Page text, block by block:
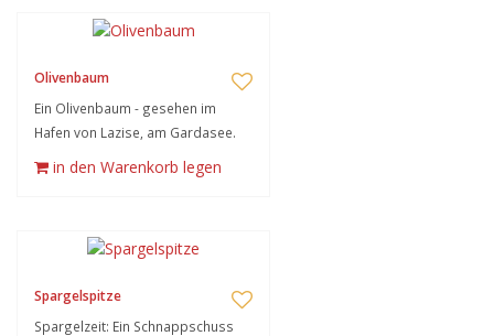
Olivenbaum
Ein Olivenbaum - gesehen im
Hafen von Lazise, am Gardasee.
in den Warenkorb legen
Spargelspitze
Spargelzeit: Ein Schnappschuss